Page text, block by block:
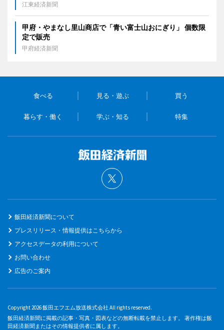
江東経済新聞
甲府・やまなし里山商店で「青い富士山おにぎり」 個数限
定で販売
甲府経済新聞
食べる 見る・遊ぶ 買う
暮らす・働く 学ぶ・知る 特集
飯田経済新聞について
プレスリリース・情報提供はこちらから
アクセスデータの利用について
お問い合わせ
広告のご案内
Copyright 2026 飯田エフエム放送株式会社 All rights reserved.
飯田経済新聞に掲載の記事・写真・図表などの無断転載を禁止します。 著作権は飯
田経済新聞またはその情報提供者に属します。